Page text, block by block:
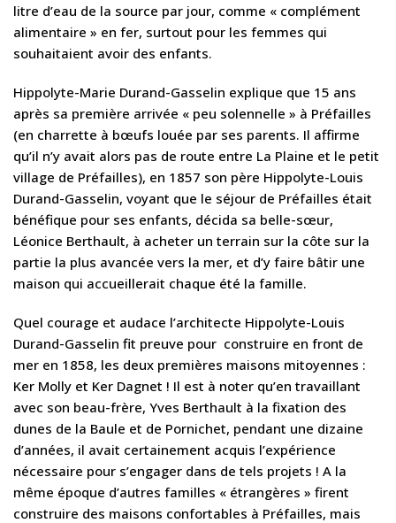
litre d’eau de la source par jour, comme « complément
alimentaire » en fer, surtout pour les femmes qui
souhaitaient avoir des enfants.
Hippolyte-Marie Durand-Gasselin explique que 15 ans
après sa première arrivée « peu solennelle » à Préfailles
(en charrette à bœufs louée par ses parents. Il affirme
qu’il n’y avait alors pas de route entre La Plaine et le petit
village de Préfailles), en 1857 son père Hippolyte-Louis
Durand-Gasselin, voyant que le séjour de Préfailles était
bénéfique pour ses enfants, décida sa belle-sœur,
Léonice Berthault, à acheter un terrain sur la côte sur la
partie la plus avancée vers la mer, et d’y faire bâtir une
maison qui accueillerait chaque été la famille.
Quel courage et audace l’architecte Hippolyte-Louis
Durand-Gasselin fit preuve pour construire en front de
mer en 1858, les deux premières maisons mitoyennes :
Ker Molly et Ker Dagnet ! Il est à noter qu’en travaillant
avec son beau-frère, Yves Berthault à la fixation des
dunes de la Baule et de Pornichet, pendant une dizaine
d’années, il avait certainement acquis l’expérience
nécessaire pour s’engager dans de tels projets ! A la
même époque d’autres familles « étrangères » firent
construire des maisons confortables à Préfailles, mais